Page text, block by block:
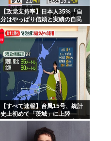
【政党支持率】日本人35%「自
分はやっぱり信頼と実績の自民
党を支持します」
【すべて速報】台風15号、統計
史上初めて「茨城」に上陸
へ！！鹿嶋市周辺にすべて上陸
しつくば辺りをすべて通りALL
埼玉に抜ける進路に